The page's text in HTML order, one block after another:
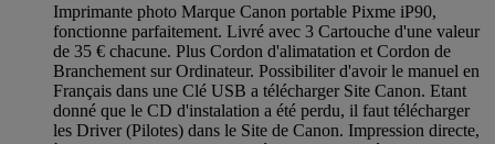
Imprimante photo Marque Canon portable Pixme iP90,
fonctionne parfaitement. Livré avec 3 Cartouche d'une valeur
de 35 € chacune. Plus Cordon d'alimatation et Cordon de
Branchement sur Ordinateur. Possibiliter d'avoir le manuel en
Français dans une Clé USB a télécharger Site Canon. Etant
donné que le CD d'instalation a été perdu, il faut télécharger
les Driver (Pilotes) dans le Site de Canon. Impression directe,